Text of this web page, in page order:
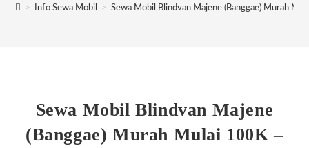
> Info Sewa Mobil > Sewa Mobil Blindvan Majene (Banggae) Murah
Sewa Mobil Blindvan Majene
(Banggae) Murah Mulai 100K –